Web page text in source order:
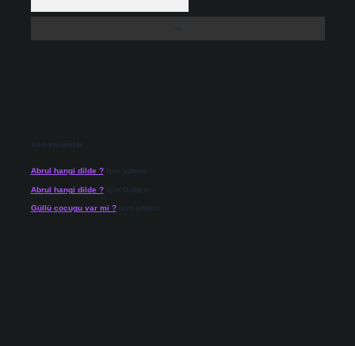
Son Yorumlar
Abrul hangi dilde ?için admin
Abrul hangi dilde ?için Gülten
Güllü cocugu var mi ?için admin